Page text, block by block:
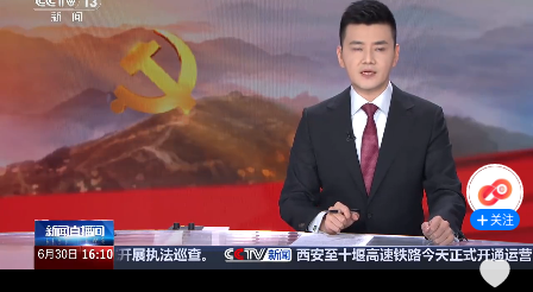
关注